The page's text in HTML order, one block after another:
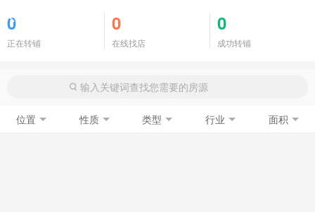
0
正在转铺
0
在线找店
0
成功转铺
位置 性质 类型 行业 面积